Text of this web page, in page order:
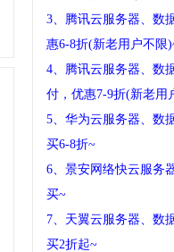
3、腾讯云服务器、数
惠6-8折(新老用户不限
4、腾讯云服务器、数
付，优惠7-9折(新老用
5、华为云服务器、数
买6-8折~
6、景安网络快云服务
买~
7、天翼云服务器、数
买2折起~